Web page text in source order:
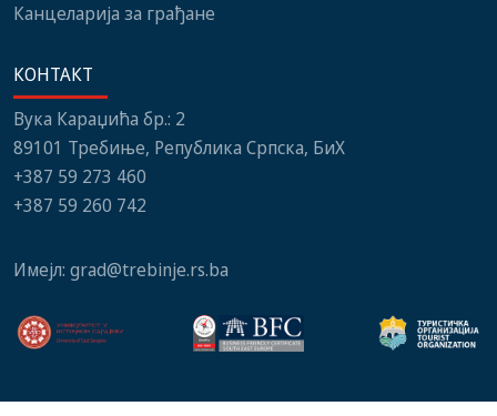
Канцеларија за грађане
КОНТАКТ
Вука Караџића бр.: 2
89101 Требиње, Република Српска, БиХ
+387 59 273 460
+387 59 260 742
Имејл: grad@trebinje.rs.ba